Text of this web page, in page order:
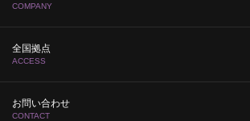
COMPANY
全国拠点
ACCESS
お問い合わせ
CONTACT